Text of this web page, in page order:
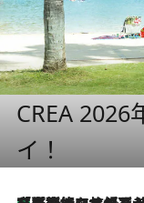
CREA 2026
イ！